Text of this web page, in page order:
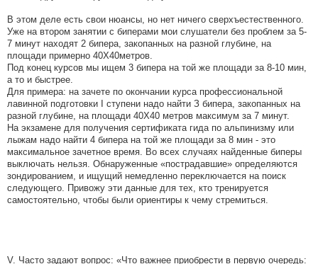
В этом деле есть свои нюансы, но нет ничего сверхъестественного.
Уже на втором занятии с биперами мои слушатели без проблем за 5-
7 минут находят 2 бипера, закопанных на разной глубине, на
площади примерно 40Х40метров.
Под конец курсов мы ищем 3 бипера на той же площади за 8-10 мин,
а то и быстрее.
Для примера: на зачете по окончании курса профессиональной
лавинной подготовки I ступени надо найти З бипера, закопанных на
разной глубине, на площади 40Х40 метров максимум за 7 минут.
На экзамене для получения сертификата гида по альпинизму или
лыжам надо найти 4 бипера на той же площади за 8 мин - это
максимальное зачетное время. Во всех случаях найденные биперы
выключать нельзя. Обнаруженные «пострадавшие» определяются
зондированием, и ищущий немедленно переключается на поиск
следующего. Привожу эти данные для тех, кто тренируется
самостоятельно, чтобы были ориентиры к чему стремиться.
V. Часто задают вопрос: «Что важнее приобрести в первую очередь: